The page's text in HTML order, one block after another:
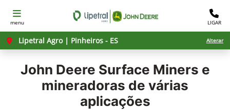
menu LIGAR
Lipetral Agro | Pinheiros - ES Alterar
John Deere Surface Miners e
mineradoras de várias
aplicações